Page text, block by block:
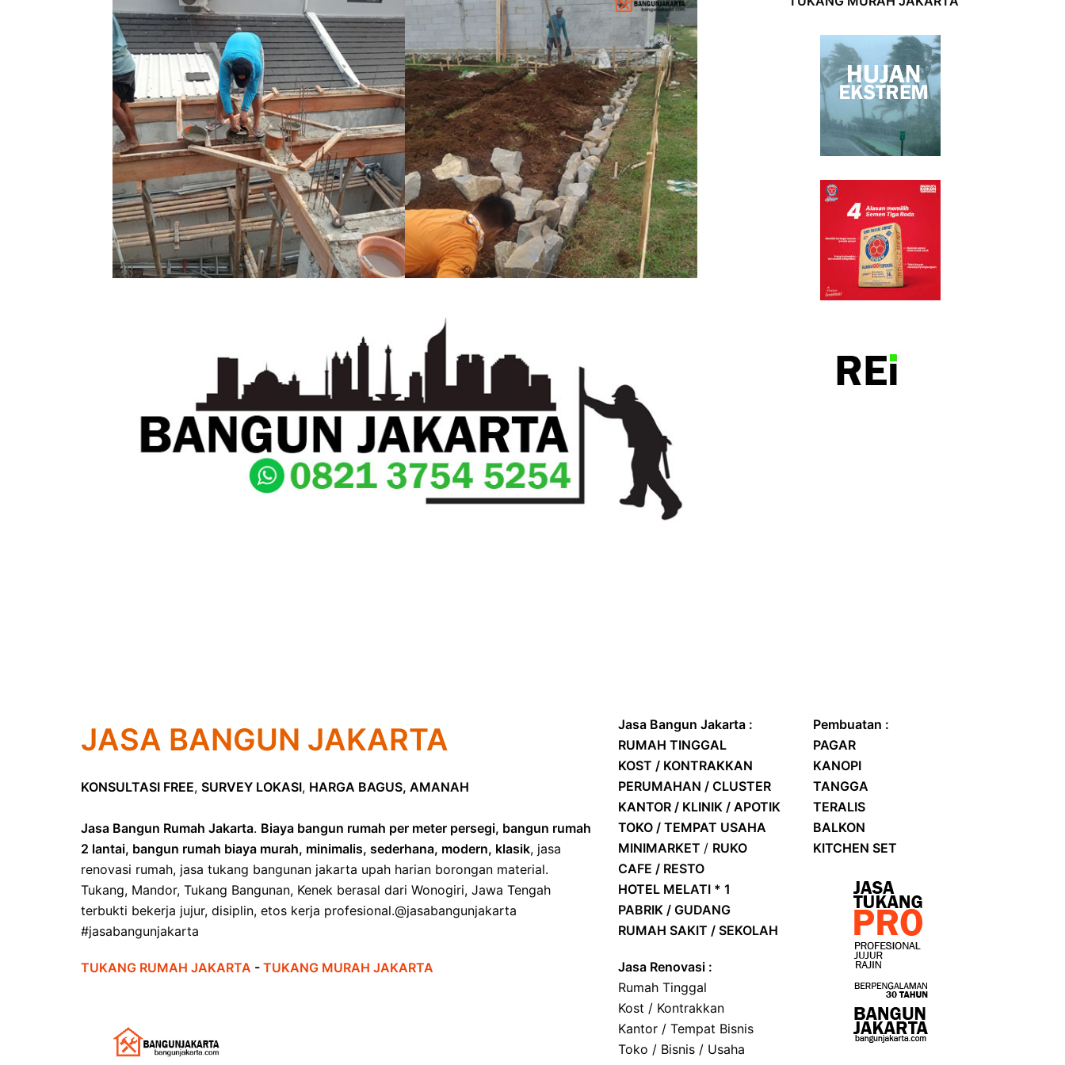
JASA BANGUN JAKARTA
KONSULTASI FREE, SURVEY LOKASI, HARGA BAGUS, AMANAH
Jasa Bangun Rumah Jakarta. Biaya bangun rumah per meter persegi, bangun rumah
2 lantai, bangun rumah biaya murah, minimalis, sederhana, modern, klasik, jasa
renovasi rumah, jasa tukang bangunan jakarta upah harian borongan material.
Tukang, Mandor, Tukang Bangunan, Kenek berasal dari Wonogiri, Jawa Tengah
terbukti bekerja jujur, disiplin, etos kerja profesional.@jasabangunjakarta
#jasabangunjakarta
TUKANG RUMAH JAKARTA - TUKANG MURAH JAKARTA
Jasa Bangun Jakarta :
RUMAH TINGGAL
KOST / KONTRAKKAN
PERUMAHAN / CLUSTER
KANTOR / KLINIK / APOTIK
TOKO / TEMPAT USAHA
MINIMARKET / RUKO
CAFE / RESTO
HOTEL MELATI * 1
PABRIK / GUDANG
RUMAH SAKIT / SEKOLAH
Jasa Renovasi :
Rumah Tinggal
Kost / Kontrakkan
Kantor / Tempat Bisnis
Toko / Bisnis / Usaha
Pembuatan :
PAGAR
KANOPI
TANGGA
TERALIS
BALKON
KITCHEN SET